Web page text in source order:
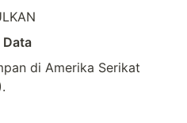
Data
di Amerika Serikat